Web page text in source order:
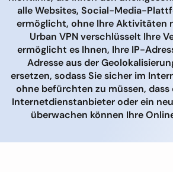
alle Websites, Social-Media-
ermöglicht, ohne Ihre Aktivitäten
Urban VPN verschlüsselt Ihre
ermöglicht es Ihnen, Ihre IP-
Adresse aus der
ersetzen, sodass Sie sicher im
ohne befürchten zu müssen, dass
Internetdienstanbieter oder ein
überwachen können Ihre